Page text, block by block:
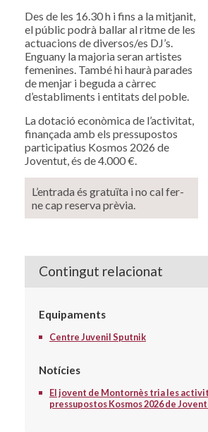
Des de les 16.30 h i fins a la mitjanit,
el públic podrà ballar al ritme de les
actuacions de diversos/es DJ’s.
Enguany la majoria seran artistes
femenines. També hi haurà parades
de menjar i beguda a càrrec
d’establiments i entitats del poble.
La dotació econòmica de l’activitat,
finançada amb els pressupostos
participatius Kosmos 2026 de
Joventut, és de 4.000 €.
L’entrada és gratuïta i no cal fer-
ne cap reserva prèvia.
Contingut relacionat
Equipaments
Centre Juvenil Sputnik
Notícies
El jovent de Montornès tria les
pressupostos Kosmos 2026 de